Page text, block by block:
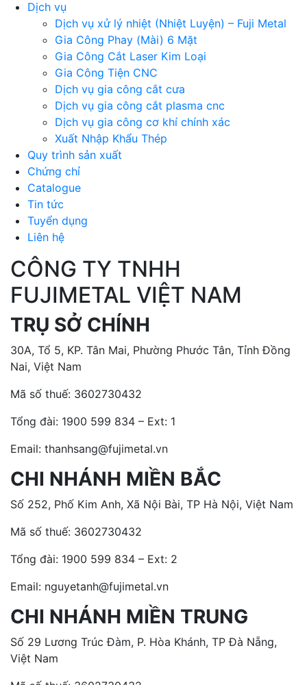
Dịch vụ
Dịch vụ xử lý nhiệt (Nhiệt Luyện) – Fuji Metal
Gia Công Phay (Mài) 6 Mặt
Gia Công Cắt Laser Kim Loại
Gia Công Tiện CNC
Dịch vụ gia công cắt cưa
Dịch vụ gia công cắt plasma cnc
Dịch vụ gia công cơ khí chính xác
Xuất Nhập Khẩu Thép
Quy trình sản xuất
Chứng chỉ
Catalogue
Tin tức
Tuyển dụng
Liên hệ
CÔNG TY TNHH
FUJIMETAL VIỆT NAM
TRỤ SỞ CHÍNH
30A, Tổ 5, KP. Tân Mai, Phường Phước Tân, Tỉnh Đồng
Nai, Việt Nam
Mã số thuế: 3602730432
Tổng đài: 1900 599 834 – Ext: 1
Email: thanhsang@fujimetal.vn
CHI NHÁNH MIỀN BẮC
Số 252, Phố Kim Anh, Xã Nội Bài, TP Hà Nội, Việt Nam
Mã số thuế: 3602730432
Tổng đài: 1900 599 834 – Ext: 2
Email: nguyetanh@fujimetal.vn
CHI NHÁNH MIỀN TRUNG
Số 29 Lương Trúc Đàm, P. Hòa Khánh, TP Đà Nẵng,
Việt Nam